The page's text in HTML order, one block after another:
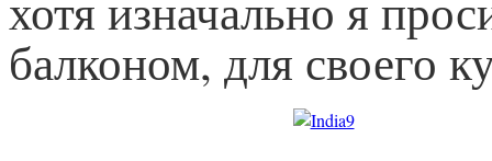
балконом, для своего